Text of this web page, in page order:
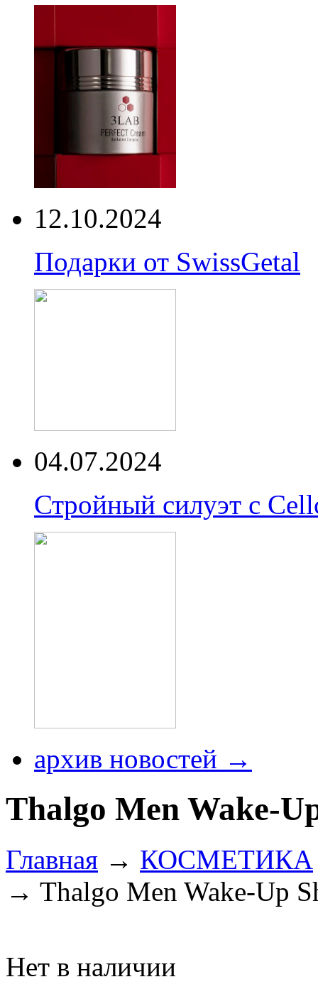
12.10.2024
Подарки от SwissGetal
04.07.2024
Стройный силуэт с
архив новостей →
Thalgo Men Wake-
Главная → КОСМЕТИКА
→ Thalgo Men Wake-Up
Нет в наличии